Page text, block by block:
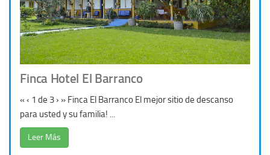
Finca Hotel El Barranco
« ‹ 1 de 3 › » Finca El Barranco El mejor sitio de descanso
para usted y su familia! ...
Leer Más